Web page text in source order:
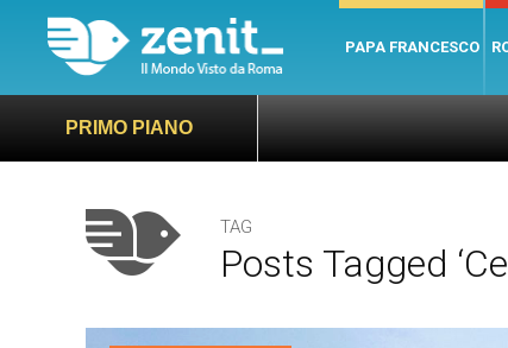
PAPA FRANCESCO
PRIMO PIANO
TAG
Posts Tagged